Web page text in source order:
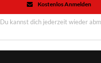
Kostenlos Anmelden
Du kannst dich jederzeit wieder